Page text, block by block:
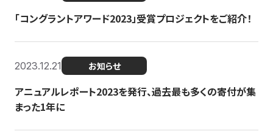
「コングラントアワード2023」受賞プロジェクトをご紹介！
2023.12.21 お知らせ
アニュアルレポート2023を発行、過去最も多くの寄付が集
まった1年に